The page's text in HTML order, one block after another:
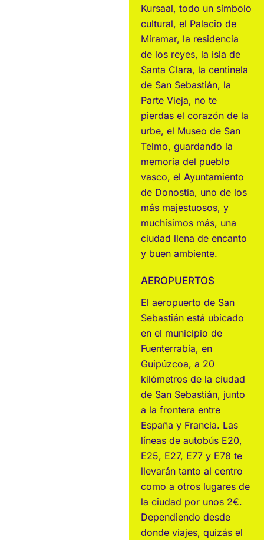
Kursaal, todo un símbolo
cultural, el Palacio de
Miramar, la residencia
de los reyes, la isla de
Santa Clara, la centinela
de San Sebastián, la
Parte Vieja, no te
pierdas el corazón de la
urbe, el Museo de San
Telmo, guardando la
memoria del pueblo
vasco, el Ayuntamiento
de Donostia, uno de los
más majestuosos, y
muchísimos más, una
ciudad llena de encanto
y buen ambiente.
AEROPUERTOS
El aeropuerto de San
Sebastián está ubicado
en el municipio de
Fuenterrabía, en
Guipúzcoa, a 20
kilómetros de la ciudad
de San Sebastián, junto
a la frontera entre
España y Francia. Las
líneas de autobús E20,
E25, E27, E77 y E78 te
llevarán tanto al centro
como a otros lugares de
la ciudad por unos 2€.
Dependiendo desde
donde viajes, quizás el